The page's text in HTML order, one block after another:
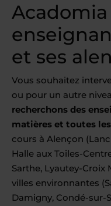
et ses
Vous souhaitez
ou pour un autre
recherchons des
matières et toutes
cours à Alençon
Halle aux Toiles-
Sarthe, Lyautey-Croix
villes environnantes
Damigny, Condé-sur-